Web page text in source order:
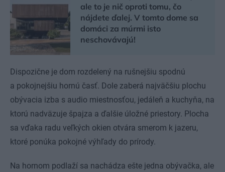
ale to je nič oproti tomu, čo
nájdete ďalej. V tomto dome sa
domáci za múrmi isto
neschovávajú!
Dispozične je dom rozdelený na rušnejšiu spodnú
a pokojnejšiu hornú časť. Dole zaberá najväčšiu plochu
obývacia izba s audio miestnosťou, jedáleň a kuchyňa, na
ktorú nadväzuje špajza a ďalšie úložné priestory. Plocha
sa vďaka radu veľkých okien otvára smerom k jazeru,
ktoré ponúka pokojné výhľady do prírody.
Na hornom podlaží sa nachádza ešte jedna obývačka, ale